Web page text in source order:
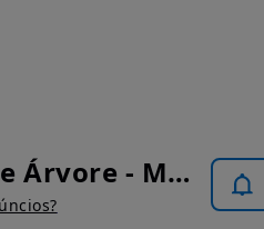
BMW R 1300 GS Adventure Árvore - Motos